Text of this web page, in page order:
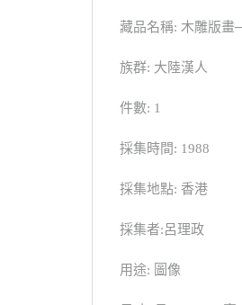
藏品名稱: 木雕版畫
族群: 大陸漢人
件數: 1
採集時間: 1988
採集地點: 香港
採集者:呂理政
用途: 圖像